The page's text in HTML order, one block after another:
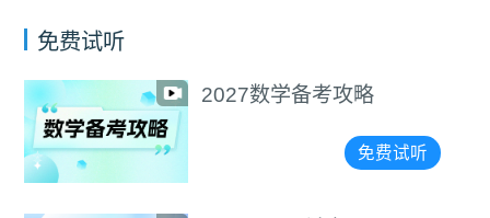
免费试听
2027数学备考攻略
免费试听